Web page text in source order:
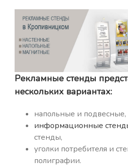
Рекламные стенды
нескольких вариантах:
напольные и подвесные,
информационные
стенды,
уголки потребителя и
полиграфии.